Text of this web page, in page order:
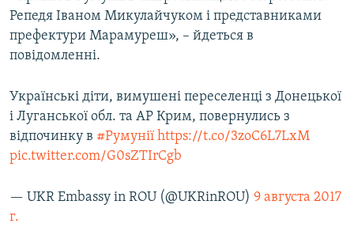
Репедя Іваном Микулайчуком і представниками
префектури Марамуреш», – йдеться в
повідомленні.
Українські діти, вимушені переселенці з Донецької
і Луганської обл. та АР Крим, повернулись з
відпочинку в #Румунії https://t.co/3zoC6L7LxM
pic.twitter.com/G0sZTIrCgb
— UKR Embassy in ROU (@UKRinROU) 9 августа 2017
г.